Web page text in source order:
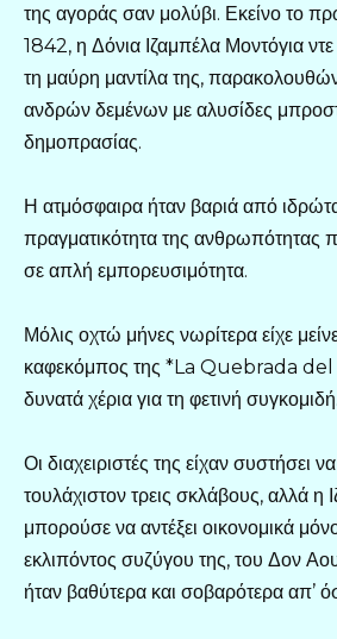
της αγοράς σαν μολύβι. Εκείνο το
1842, η Δόνια Ιζαμπέλα Μοντόγια
τη μαύρη μαντίλα της,
ανδρών δεμένων με αλυσίδες
δημοπρασίας.
Η ατμόσφαιρα ήταν βαριά από
πραγματικότητα της ανθρωπότητας
σε απλή εμπορευσιμότητα.
Μόλις οχτώ μήνες νωρίτερα είχε
καφεκόμπος της *La Quebrada del
δυνατά χέρια για τη φετινή συγκομιδή.
Οι διαχειριστές της είχαν συστήσει
τουλάχιστον τρεις σκλάβους, αλλά η
μπορούσε να αντέξει οικονομικά
εκλιπόντος συζύγου της, του Δον
ήταν βαθύτερα και σοβαρότερα απ’